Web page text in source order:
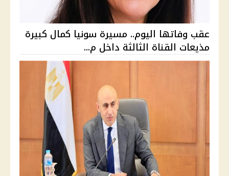
عقب وفاتها اليوم.. مسيرة سونيا كمال كبيرة
مذيعات القناة الثالثة داخل م...